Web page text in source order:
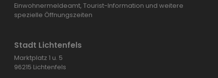
Einwohnermeldeamt, Tourist-Information und weitere
spezielle Öffnungszeiten
Stadt Lichtenfels
Marktplatz 1 u. 5
96215 Lichtenfels